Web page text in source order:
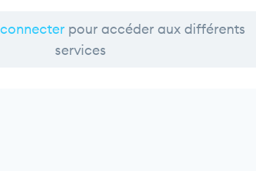
pour accéder aux différents
services